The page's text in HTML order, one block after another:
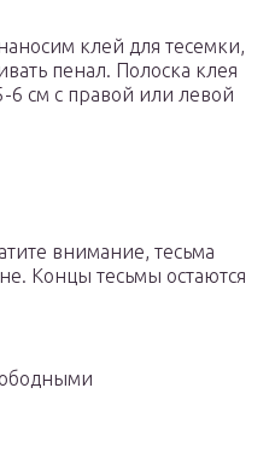
клей для тесемки,
пенал. Полоска клея
6 см с правой или левой
внимание, тесьма
Концы тесьмы остаются